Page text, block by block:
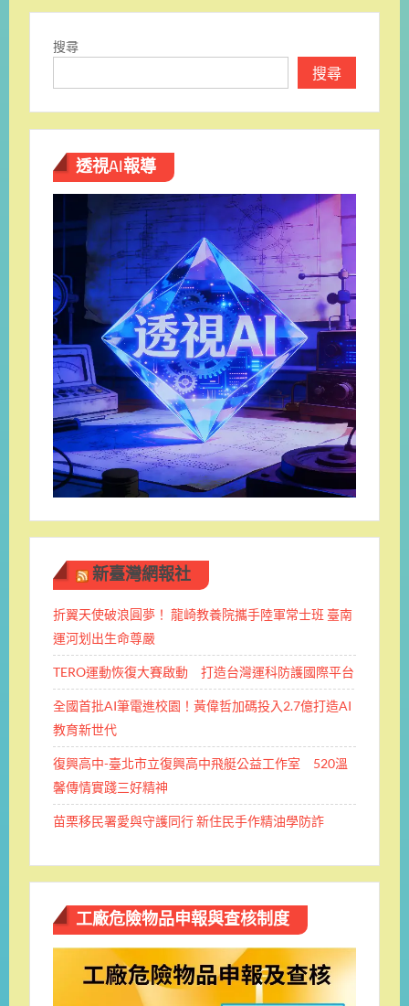
搜尋
搜尋
透視AI報導
新臺灣網報社
折翼天使破浪圓夢！ 龍崎教養院攜手陸軍常士班 ​臺南
運河划出生命尊嚴
TERO運動恢復大賽啟動 打造台灣運科防護國際平台
全國首批AI筆電進校園！黃偉哲加碼投入2.7億打造AI
教育新世代
復興高中-臺北市立復興高中飛艇公益工作室 520溫
馨傳情實踐三好精神
苗栗移民署愛與守護同行 新住民手作精油學防詐
工廠危險物品申報與查核制度